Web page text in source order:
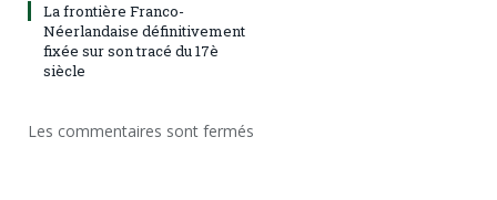
La frontière Franco-
Néerlandaise définitivement
fixée sur son tracé du 17è
siècle
Les commentaires sont fermés